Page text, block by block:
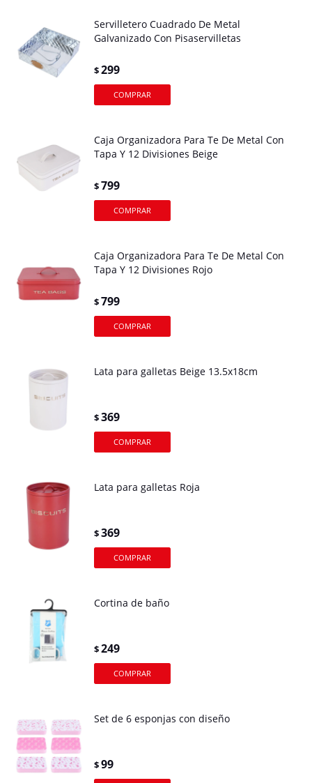
Servilletero Cuadrado De Metal
Galvanizado Con Pisaservilletas
$299
Caja Organizadora Para Te De Metal Con
Tapa Y 12 Divisiones Beige
$799
Caja Organizadora Para Te De Metal Con
Tapa Y 12 Divisiones Rojo
$799
Lata para galletas Beige 13.5x18cm
$369
Lata para galletas Roja
$369
Cortina de baño
$249
Set de 6 esponjas con diseño
$99